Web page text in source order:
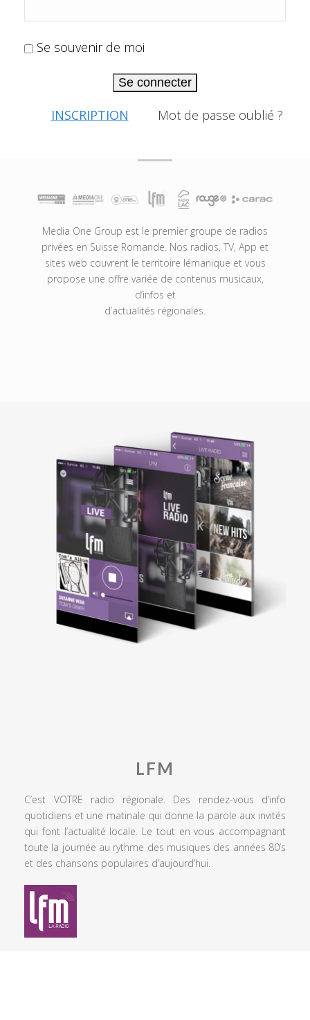
Se souvenir de moi
Se connecter
INSCRIPTION Mot de passe oublié ?
Media One Group est le premier groupe de radios
privées en Suisse Romande. Nos radios, TV, App et
sites web couvrent le territoire lémanique et vous
propose une offre variée de contenus musicaux,
d’infos et
d’actualités régionales.
LFM
C’est VOTRE radio régionale. Des rendez-vous d’info
quotidiens et une matinale qui donne la parole aux invités
qui font l’actualité locale. Le tout en vous accompagnant
toute la journée au rythme des musiques des années 80’s
et des chansons populaires d’aujourd’hui.